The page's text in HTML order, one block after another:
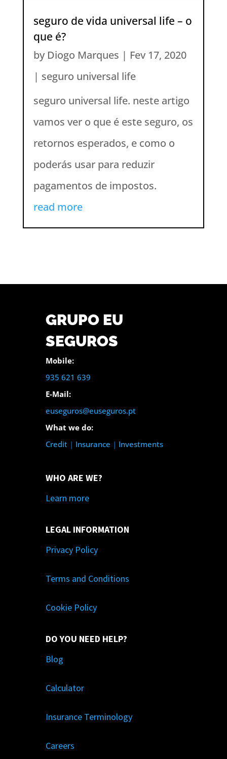
seguro de vida universal life – o
que é?
by Diogo Marques | Fev 17, 2020
| seguro universal life
seguro universal life. neste artigo
vamos ver o que é este seguro, os
retornos esperados, e como o
poderás usar para reduzir
pagamentos de impostos.
read more
GRUPO EU
SEGUROS
Mobile:
935 621 639
E-Mail:
euseguros@euseguros.pt
What we do:
Credit| Insurance | Investments
WHO ARE WE?
Learn more
LEGAL INFORMATION
Privacy Policy
Terms and Conditions
Cookie Policy
DO YOU NEED HELP?
Blog
Calculator
Insurance Terminology
Careers